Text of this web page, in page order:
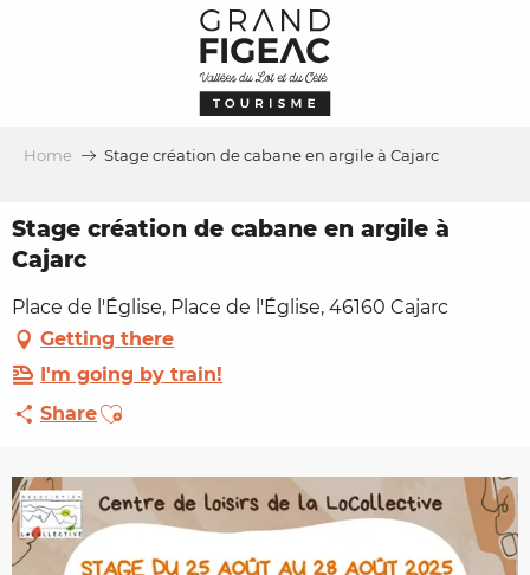
Home Stage création de cabane en argile à Cajarc
Stage création de cabane en argile à
Cajarc
Place de l'Église, Place de l'Église, 46160 Cajarc
Getting there
I'm going by train!
ShareAjouter aux favoris